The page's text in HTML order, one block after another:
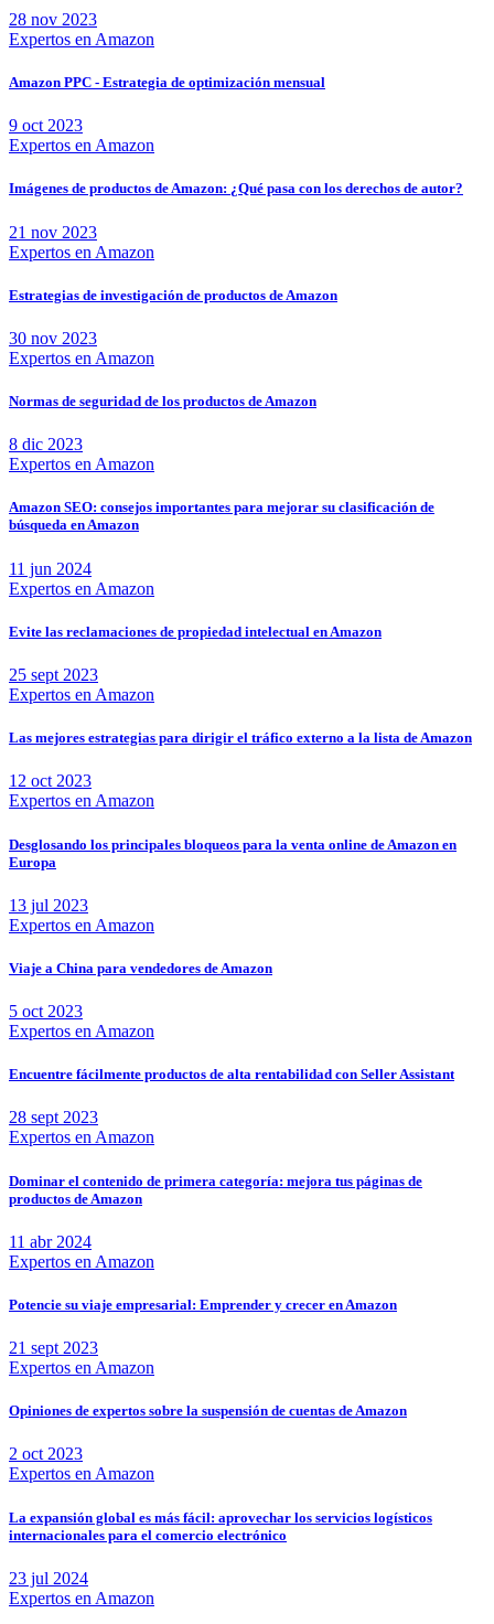
28 nov 2023
Expertos en Amazon
Amazon PPС - Estrategia de optimización mensual
9 oct 2023
Expertos en Amazon
Imágenes de productos de Amazon: ¿Qué pasa con los derechos de autor?
21 nov 2023
Expertos en Amazon
Estrategias de investigación de productos de Amazon
30 nov 2023
Expertos en Amazon
Normas de seguridad de los productos de Amazon
8 dic 2023
Expertos en Amazon
Amazon SEO: consejos importantes para mejorar su clasificación de
búsqueda en Amazon
11 jun 2024
Expertos en Amazon
Evite las reclamaciones de propiedad intelectual en Amazon
25 sept 2023
Expertos en Amazon
Las mejores estrategias para dirigir el tráfico externo a la lista de Amazon
12 oct 2023
Expertos en Amazon
Desglosando los principales bloqueos para la venta online de Amazon en
Europa
13 jul 2023
Expertos en Amazon
Viaje a China para vendedores de Amazon
5 oct 2023
Expertos en Amazon
Encuentre fácilmente productos de alta rentabilidad con Seller Assistant
28 sept 2023
Expertos en Amazon
Dominar el contenido de primera categoría: mejora tus páginas de
productos de Amazon
11 abr 2024
Expertos en Amazon
Potencie su viaje empresarial: Emprender y crecer en Amazon
21 sept 2023
Expertos en Amazon
Opiniones de expertos sobre la suspensión de cuentas de Amazon
2 oct 2023
Expertos en Amazon
La expansión global es más fácil: aprovechar los servicios logísticos
internacionales para el comercio electrónico
23 jul 2024
Expertos en Amazon